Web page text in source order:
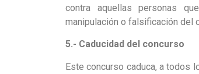
contra aquellas personas
manipulación o falsificación del
5.- Caducidad del concurso
Este concurso caduca, a todos